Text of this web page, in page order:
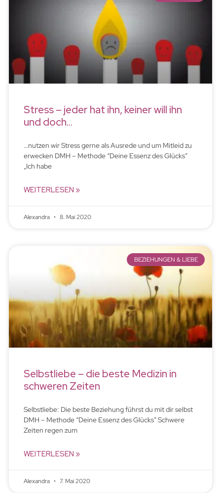
Stress – jeder hat ihn, keiner will ihn
und doch…
…nutzen wir Stress gerne als Ausrede und um Mitleid zu
erwecken DMH – Methode “Deine Essenz des Glücks”
„Ich habe
WEITERLESEN »
Alexandra 8. Mai 2020
BEZIEHUNGEN & LIEBE
Selbstliebe – die beste Medizin in
schweren Zeiten
Selbstliebe: Die beste Beziehung führst du mit dir selbst
DMH – Methode “Deine Essenz des Glücks” Schwere
Zeiten regen zum
WEITERLESEN »
Alexandra 7. Mai 2020